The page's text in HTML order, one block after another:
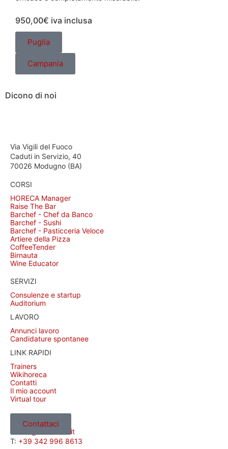
950,00€ iva inclusa
Puglia
Campania
Dicono di noi
Via Vigili del Fuoco
Caduti in Servizio, 40
70026 Modugno (BA)
CORSI
HORECA Manager
Raise The Bar
Barchef - Chef da Banco
Barchef - Sushi
Barchef - Pasticceria Veloce
Artiere della Pizza
CoffeeTender
Birnauta
Wine Educator
SERVIZI
Consulenze e startup
Auditorium
LAVORO
Annunci lavoro
Candidature spontanee
LINK RAPIDI
Trainers
Wikihoreca
Contatti
Il mio account
Virtual tour
CONTATTI
info@adhoreca.it
T: +39 342 996 8613
Contattaci